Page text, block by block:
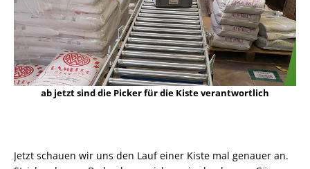
ab jetzt sind die Picker für die Kiste verantwortlich
Jetzt schauen wir uns den Lauf einer Kiste mal genauer an.